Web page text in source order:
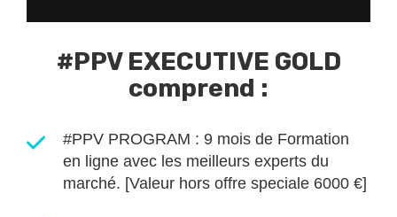
#PPV EXECUTIVE GOLD
comprend :
#PPV PROGRAM : 9 mois de Formation
en ligne avec les meilleurs experts du
marché. [Valeur hors offre speciale 6000 €]